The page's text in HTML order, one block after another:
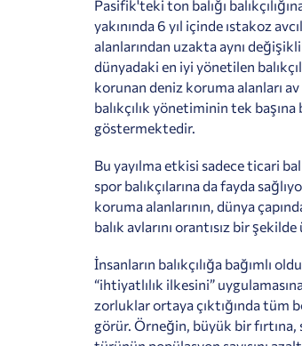
Pasifik'teki ton balığı
yakınında 6 yıl içinde ıstakoz
alanlarından uzakta aynı
dünyadaki en iyi yönetilen
korunan deniz koruma alanları av
balıkçılık yönetiminin tek
göstermektedir.
Bu yayılma etkisi sadece ticari
spor balıkçılarına da fayda
koruma alanlarının, dünya
balık avlarını orantısız bir
İnsanların balıkçılığa bağımlı
“ihtiyatlılık ilkesini”
zorluklar ortaya çıktığında tüm
görür. Örneğin, büyük bir fırtına,